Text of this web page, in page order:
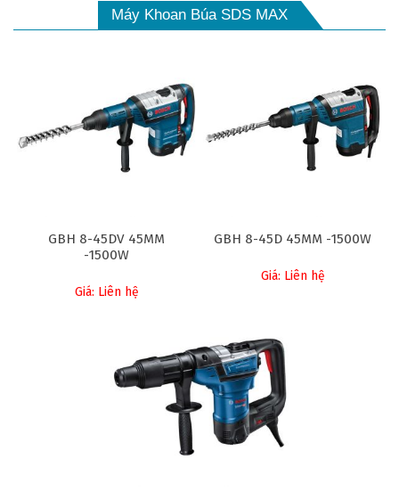
Máy Khoan Búa SDS MAX
GBH 8-45DV 45MM
-1500W
Giá: Liên hệ
GBH 8-45D 45MM -1500W
Giá: Liên hệ